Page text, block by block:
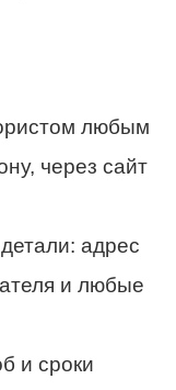
любым
через сайт
адрес
и любые
и сроки